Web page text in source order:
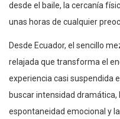
desde el baile, la cercanía
unas horas de cualquier
Desde Ecuador, el sencillo
relajada que transforma el
experiencia casi suspendida
buscar intensidad dramática,
espontaneidad emocional y